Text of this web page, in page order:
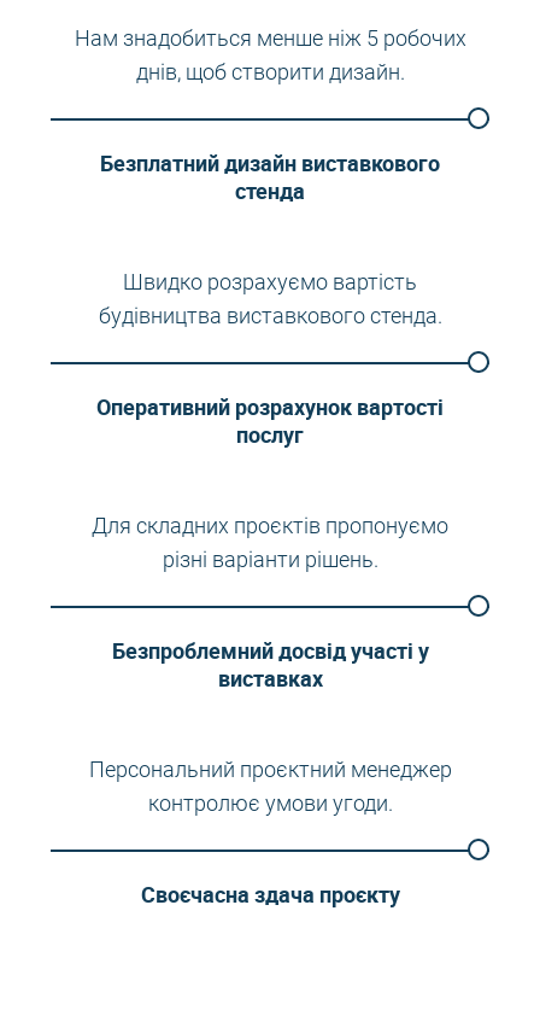
Нам знадобиться менше ніж 5 робочих
днів, щоб створити дизайн.
Безплатний дизайн виставкового
стенда
Швидко розрахуємо вартість
будівництва виставкового стенда.
Оперативний розрахунок вартості
послуг
Для складних проєктів пропонуємо
різні варіанти рішень.
Безпроблемний досвід участі у
виставках
Персональний проєктний менеджер
контролює умови угоди.
Своєчасна здача проєкту